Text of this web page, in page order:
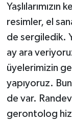
Yaşlılarımızın
resimler, el
de sergiledik.
ay ara
üyelerimizin
yapıyoruz.
de var.
gerontolog